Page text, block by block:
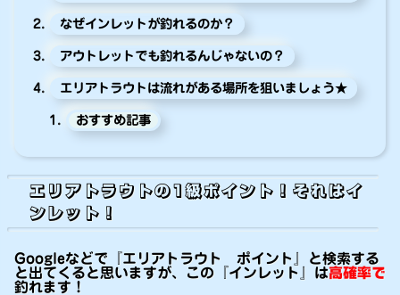
なぜインレットが釣れるのか？
アウトレットでも釣れるんじゃないの？
エリアトラウトは流れがある場所を狙いましょう★
おすすめ記事
エリアトラウトの1級ポイント！それはイ
ンレット！
Googleなどで『エリアトラウト ポイント』と検索する
と出てくると思いますが、この『インレット』は高確率で
釣れます！